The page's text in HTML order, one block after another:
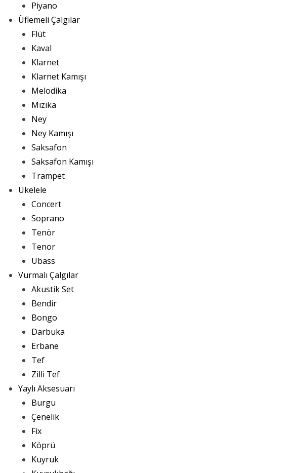
Piyano
Üflemeli Çalgılar
Flüt
Kaval
Klarnet
Klarnet Kamışı
Melodika
Mızıka
Ney
Ney Kamışı
Saksafon
Saksafon Kamışı
Trampet
Ukelele
Concert
Soprano
Tenör
Tenor
Ubass
Vurmalı Çalgılar
Akustik Set
Bendir
Bongo
Darbuka
Erbane
Tef
Zilli Tef
Yaylı Aksesuarı
Burgu
Çenelik
Fix
Köprü
Kuyruk